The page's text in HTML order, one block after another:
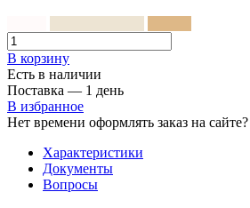
В корзинy
Есть в наличии
Поставка — 1 день
В избранное
Нет времени оформлять заказ на сайте?
Характеристики
Документы
Вопросы